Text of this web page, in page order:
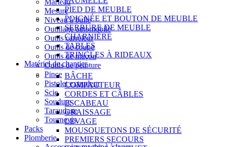
Marteau
Mesure
Niveau à bulle
Outillage automobile
Outils carreleur
Outils de coupe
Outils de maçon
Outils de peinture
Pince
Pistolet extrudeur
Scie
Soudure
Taraudage
Tournevis
Packs
Plomberie
PIED DE MEUBLE
POIGNÉE ET BOUTON DE MEUBLE
SERRURE DE MEUBLE
CHARNIÈRE
TABLES
TRINGLES À RIDEAUX
Matériel de chantier
BÂCHE
COMPACTEUR
CORDES ET CÂBLES
ESCABEAU
GRAISSAGE
LEVAGE
MOUSQUETONS DE SÉCURITÉ
PREMIERS SECOURS